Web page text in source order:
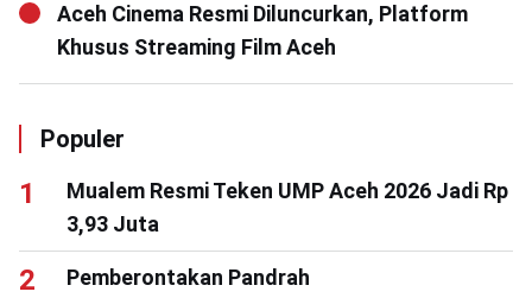
Aceh Cinema Resmi Diluncurkan, Platform
Khusus Streaming Film Aceh
Populer
Mualem Resmi Teken UMP Aceh 2026 Jadi Rp
3,93 Juta
Pemberontakan Pandrah